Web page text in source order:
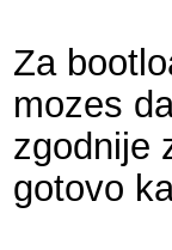
Za
mozes
zgodnije
gotovo